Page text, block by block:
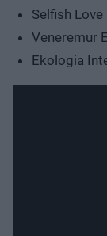
Selfish
Veneremur
Ekologia